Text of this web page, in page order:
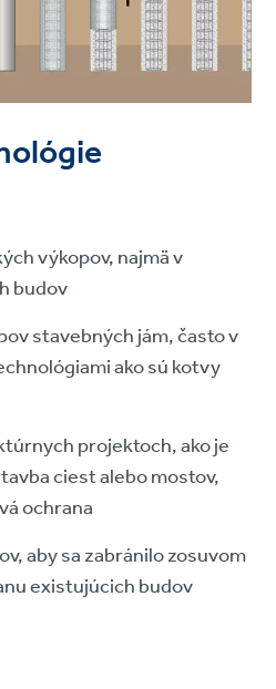
výkopov, najmä v
budov
stavebných jám, často v
ako sú kotvy
projektoch, ako je
ciest alebo mostov,
ochrana
aby sa zabránilo zosuvom
existujúcich budov